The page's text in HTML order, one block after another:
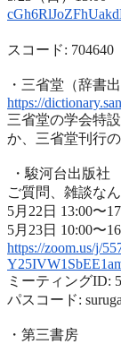
ミーティ
スコード: 704640
・三省堂（辞書出
https://
三省堂の学会特
か、 三省堂刊行
・駿河台出版社
ご質問、雑談な
5月22日 13:00〜
5月23日 10:00〜
https://zoom.us/j/
ミーティングID:
パスコード:
・第三書房